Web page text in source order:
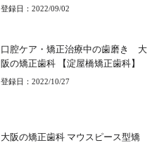
登録日：2022/09/02
口腔ケア・矯正治療中の歯磨き 大
阪の矯正歯科 【淀屋橋矯正歯科】
登録日：2022/10/27
大阪の矯正歯科 マウスピース型矯